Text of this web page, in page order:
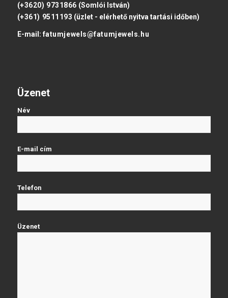
(+3620) 9731866 (Somlói István)
(+361) 9511193 (üzlet - elérhető nyitva tartási időben)
E-mail: fatumjewels@fatumjewels.hu
Üzenet
Név
E-mail cím
Telefon
Üzenet